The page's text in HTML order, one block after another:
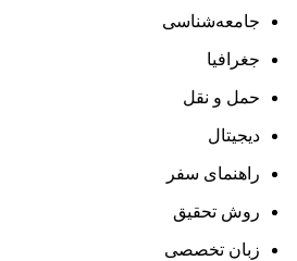
جامعه‌شناسی
جغرافیا
حمل و نقل
دیجیتال
راهنمای سفر
روش تحقیق
زبان تخصصی